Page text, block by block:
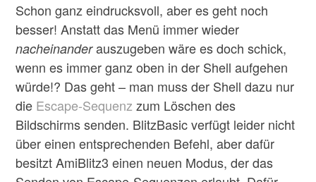
Schon ganz eindrucksvoll, aber es geht noch
besser! Anstatt das Menü immer wieder
nacheinanderauszugeben wäre es doch schick,
wenn es immer ganz oben in der Shell aufgehen
würde!? Das geht – man muss der Shell dazu nur
die Escape-Sequenz zum Löschen des
Bildschirms senden. BlitzBasic verfügt leider nicht
über einen entsprechenden Befehl, aber dafür
besitzt AmiBlitz3 einen neuen Modus, der das